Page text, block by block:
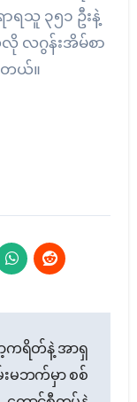
ရသူ ၃၅၁ ဦးနဲ့
လဂွန်းအိမ်စာ
တယ်။
ကရိတ်နဲ့ အာရှ
မဘက်မှာ စစ်